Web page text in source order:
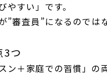
すい」です。
”審査員”になるのでは
3つ
ン＋家庭での習慣」の